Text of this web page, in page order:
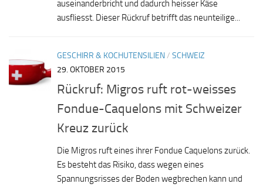
auseinanderbricht und dadurch heisser Käse
ausfliesst. Dieser Rückruf betrifft das neunteilige...
GESCHIRR & KOCHUTENSILIEN/ SCHWEIZ
29. OKTOBER 2015
Rückruf: Migros ruft rot-weisses
Fondue-Caquelons mit Schweizer
Kreuz zurück
Die Migros ruft eines ihrer Fondue Caquelons zurück.
Es besteht das Risiko, dass wegen eines
Spannungsrisses der Boden wegbrechen kann und